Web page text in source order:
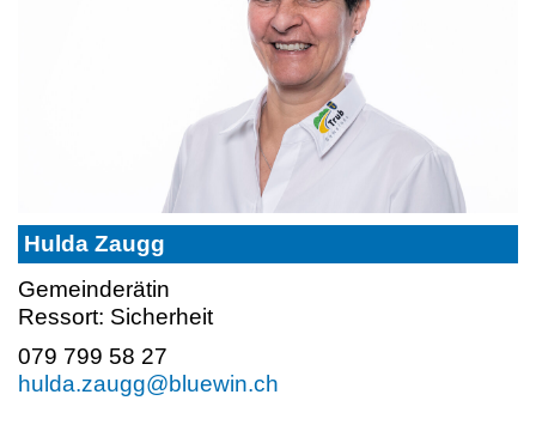
Hulda Zaugg
Gemeinderätin
Ressort: Sicherheit
079 799 58 27
hulda.zaugg@bluewin.ch